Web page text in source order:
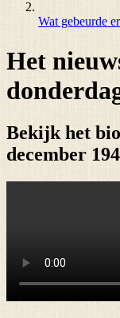
Wat gebeurde
Het
Bekijk het
december